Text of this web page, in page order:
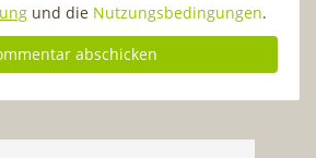
und die Nutzungsbedingungen.